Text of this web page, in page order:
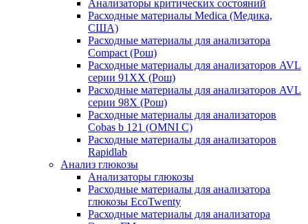
Анализаторы критических состояний
Расходные материалы Medica (Медика,
США)
Расходные материалы для анализатора
Compact (Рош)
Расходные материалы для анализаторов AVL
серии 91ХХ (Рош)
Расходные материалы для анализаторов AVL
серии 98Х (Рош)
Расходные материалы для анализаторов
Cobas b 121 (OMNI C)
Расходные материалы для анализаторов
Rapidlab
Анализ глюкозы
Анализаторы глюкозы
Расходные материалы для анализатора
глюкозы EcoTwenty
Расходные материалы для анализатора